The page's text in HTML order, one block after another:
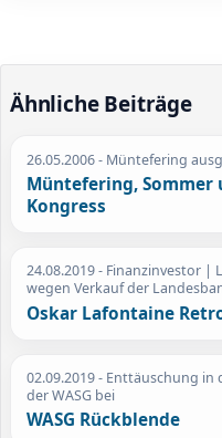
Ähnliche Beiträge
26.05.2006- Müntefering
Müntefering, Sommer
Kongress
24.08.2019- Finanzinvestor |
wegen Verkauf der
Oskar Lafontaine
02.09.2019- Enttäuschung in
der WASG bei
WASG Rückblende